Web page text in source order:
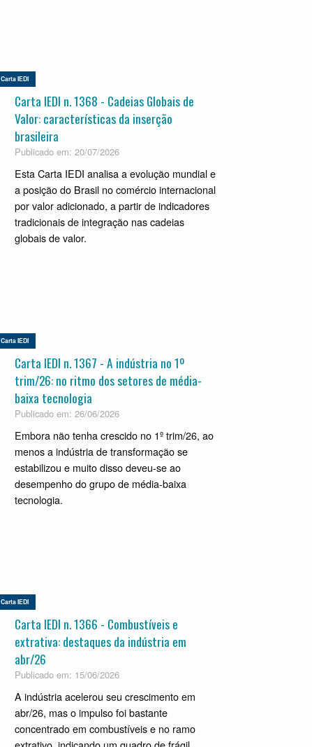
Carta IEDI
Carta IEDI n. 1368 - Cadeias Globais de
Valor: características da inserção
brasileira
Publicado em: 20/07/2026
Esta Carta IEDI analisa a evolução mundial e
a posição do Brasil no comércio internacional
por valor adicionado, a partir de indicadores
tradicionais de integração nas cadeias
globais de valor.
Carta IEDI
Carta IEDI n. 1367 - A indústria no 1º
trim/26: no ritmo dos setores de média-
baixa tecnologia
Publicado em: 26/06/2026
Embora não tenha crescido no 1º trim/26, ao
menos a indústria de transformação se
estabilizou e muito disso deveu-se ao
desempenho do grupo de média-baixa
tecnologia.
Carta IEDI
Carta IEDI n. 1366 - Combustíveis e
extrativa: destaques da indústria em
abr/26
Publicado em: 15/06/2026
A indústria acelerou seu crescimento em
abr/26, mas o impulso foi bastante
concentrado em combustíveis e no ramo